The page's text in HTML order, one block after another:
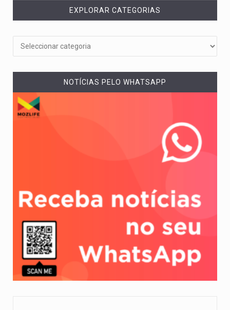
EXPLORAR CATEGORIAS
NOTÍCIAS PELO WHATSAPP